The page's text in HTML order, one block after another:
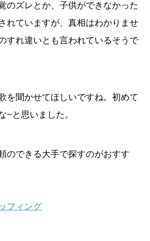
のズレとか、子供ができなかった
れていますが、真相はわかりませ
すれ違いとも言われているそうで
を聞かせてほしいですね。初めて
~と思いました。
のできる大手で探すのがおすす
フィング